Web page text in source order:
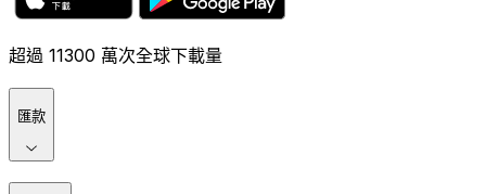
超過 11300 萬次全球下載量
匯款